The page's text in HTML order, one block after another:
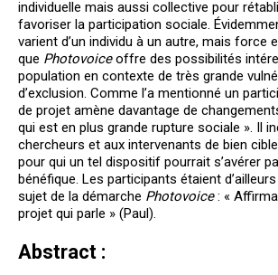
individuelle mais aussi collective pour
favoriser la participation sociale.
varient d’un individu à un autre, mais force
que Photovoiceoffre des possibilités
population en contexte de très grande
d’exclusion. Comme l’a mentionné un
de projet amène davantage de
qui est en plus grande rupture sociale ». Il
chercheurs et aux intervenants de bien
pour qui un tel dispositif pourrait s’avérer
bénéfique. Les participants étaient
sujet de la démarche Photovoice: «
projet qui parle » (Paul).
Abstract :